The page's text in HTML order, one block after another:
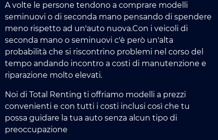
A volte le persone tendono a comprare modelli
seminuovi o di seconda mano pensando di spendere
meno rispetto ad un'auto nuova.Con i veicoli di
seconda mano o seminuovi c'è però un'alta
probabilità che si riscontrino problemi nel corso del
tempo andando incontro a costi di manutenzione e
riparazione molto elevati.
Noi di Total Renting ti offriamo modelli a prezzi
convenienti e con tutti i costi inclusi così che tu
possa guidare la tua auto senza alcun tipo di
preoccupazione